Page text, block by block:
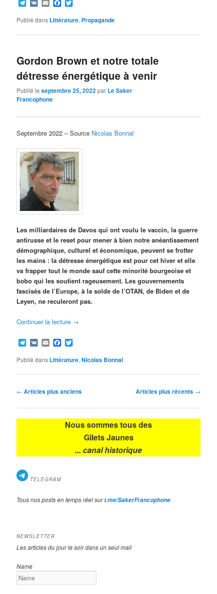
Telegram
VK EmailFacebook
Publié dans Littérature, Propagande
Gordon Brown et notre totale
détresse énergétique à venir
Publié leseptembre 25, 2022par Le Saker
Francophone
Septembre 2022 – Source Nicolas Bonnal
Les milliardaires de Davos qui ont voulu le vaccin, la guerre
antirusse et le reset pour mener à bien notre anéantissement
démographique, culturel et économique, peuvent se frotter
les mains : la détresse énergétique est pour cet hiver et elle
va frapper tout le monde sauf cette minorité bourgeoise et
bobo qui les soutient rageusement. Les gouvernements
fascisés de l’Europe, à la solde de l’OTAN, de Biden et de
Leyen, ne reculeront pas.
Continuer la lecture →
Telegram
VK EmailFacebook
Publié dans Littérature,Nicolas Bonnal
Navigation
articles
← Articles plus anciens Articles plus récents →
Nous sommes tous des
Gilets Jaunes
... canal historique
TELEGRAM
Tous nos posts en temps réel surt.me/SakerFrancophone
NEWSLETTER
Les articles du jour le soir dans un seul mail
Name